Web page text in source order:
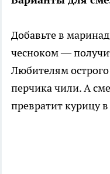
Добавьте в
чесноком —
Любителям
перчика чили. А
превратит курицу